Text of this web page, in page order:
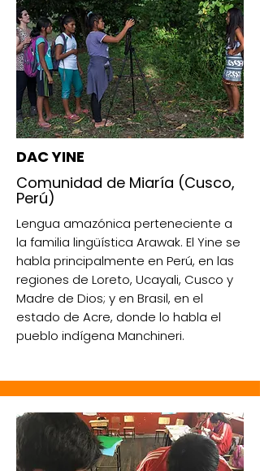
DAC YINE
Comunidad de Miaría (Cusco,
Perú)
Lengua amazónica perteneciente a
la familia lingüística Arawak. El Yine se
habla principalmente en Perú, en las
regiones de Loreto, Ucayali, Cusco y
Madre de Dios; y en Brasil, en el
estado de Acre, donde lo habla el
pueblo indígena Manchineri.